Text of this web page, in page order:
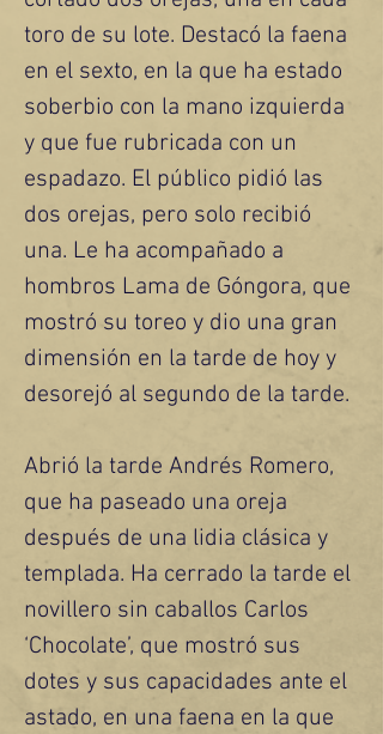
toro de su lote. Destacó la faena
en el sexto, en la que ha estado
soberbio con la mano izquierda
y que fue rubricada con un
espadazo. El público pidió las
dos orejas, pero solo recibió
una. Le ha acompañado a
hombros Lama de Góngora, que
mostró su toreo y dio una gran
dimensión en la tarde de hoy y
desorejó al segundo de la tarde.
Abrió la tarde Andrés Romero,
que ha paseado una oreja
después de una lidia clásica y
templada. Ha cerrado la tarde el
novillero sin caballos Carlos
‘Chocolate’, que mostró sus
dotes y sus capacidades ante el
astado, en una faena en la que